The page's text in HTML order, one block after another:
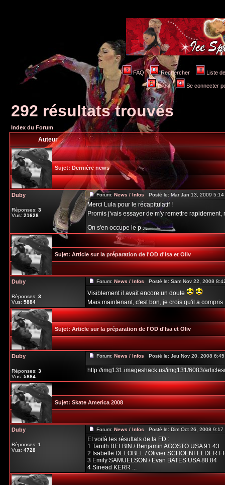
FAQ Rechercher Liste
Profil Se connecter
292 résultats trouvés
Index du Forum
Auteur
Sujet:Dernière news
Duby
Réponses:3
Vus:21628
Forum:News / InfosPosté le: Mar Jan 13, 2009
Merci Lula pour le récapitulatif !
Promis j'vais essayer de m'y remettre
On s'en occupe le p ...
Sujet:Article sur la préparation de l'OD d'Isa et Oliv
Duby
Réponses:3
Vus:5884
Forum:News / InfosPosté le: Sam Nov 22, 2008
Visiblement il avait encore un doute
Mais maintenant, c'est bon, je crois qu'il a
Sujet:Article sur la préparation de l'OD d'Isa et Oliv
Duby
Réponses:3
Vus:5884
Forum:News / InfosPosté le: Jeu Nov 20, 2008
http://img131.imageshack.us/img131/6083/
Sujet:Skate America 2008
Duby
Réponses:1
Vus:4728
Forum:News / InfosPosté le: Dim Oct 26, 2008
Et voilà les résultats de la FD :
1 Tanith BELBIN / Benjamin AGOSTO USA 91.43
2 Isabelle DELOBEL / Olivier SCHOENFELDER
3 Emily SAMUELSON / Evan BATES USA 88.84
4 Sinead KERR ...